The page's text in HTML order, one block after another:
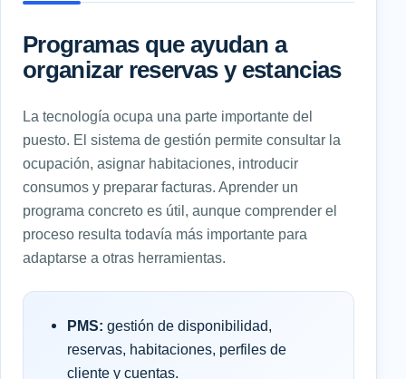
Programas que ayudan a
organizar reservas y estancias
La tecnología ocupa una parte importante del
puesto. El sistema de gestión permite consultar la
ocupación, asignar habitaciones, introducir
consumos y preparar facturas. Aprender un
programa concreto es útil, aunque comprender el
proceso resulta todavía más importante para
adaptarse a otras herramientas.
PMS: gestión de disponibilidad,
reservas, habitaciones, perfiles de
cliente y cuentas.